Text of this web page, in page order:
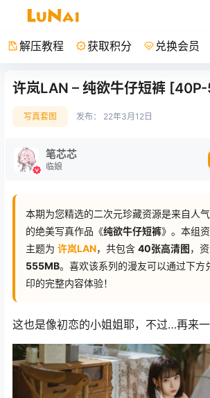
解压教程 获取积分 兑换会员
许岚LAN – 纯欲牛仔短裤
写真套图 发布： 22年3月12日
笔芯芯
临娘
本期为您精选的二次元珍藏资源是来自人
的绝美写真作品《纯欲牛仔短裤》。本组
主题为 许岚LAN，共包含 40张高清图，
555MB。喜欢该系列的漫友可以通过下方
印的完整内容体验！
这也是像初恋的小姐姐耶，不过…再来一